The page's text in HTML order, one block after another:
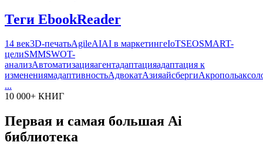
Теги EbookReader
14 век3D-печатьAgileAIAI в маркетингеIoTSEOSMART-
целиSMMSWOT-
анализАвтоматизацияагентадаптацияадаптация к
изменениямадаптивностьАдвокатАзияайсбергиАкрополь
...
10 000+ КНИГ
Первая и самая большая Ai
библиотека